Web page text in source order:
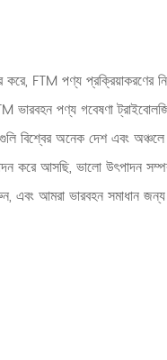
FTM পণ্য প্রক্রিয়াকরণের
পণ্য গবেষণা
বিশ্বের অনেক দেশ এবং
করে আসছি, ভালো উৎপাদন
এবং আমরা ভারবহন সমাধান